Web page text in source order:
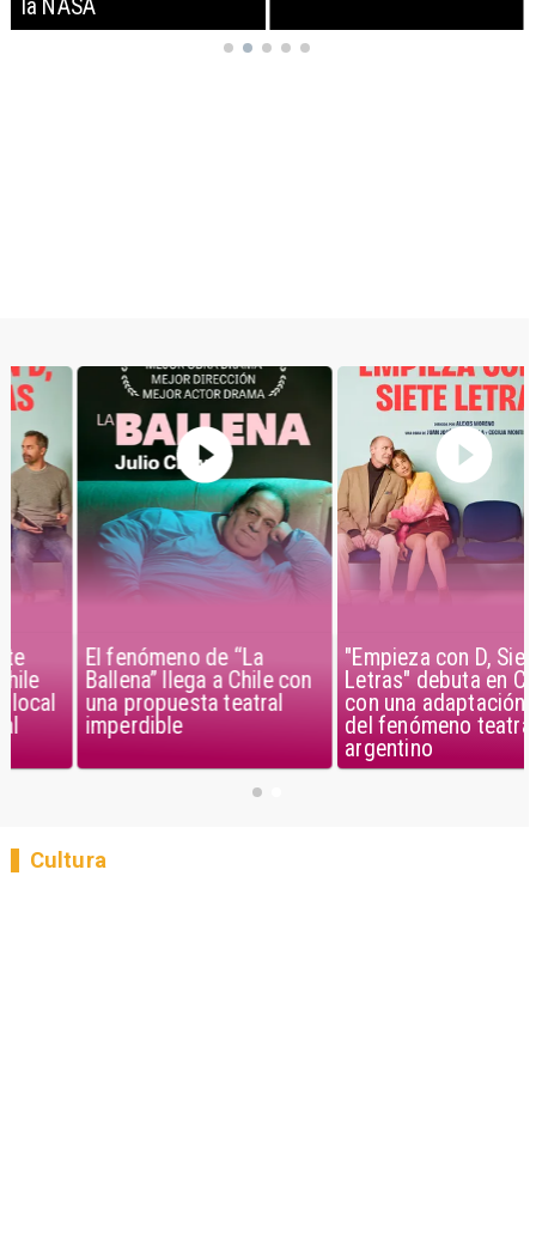
la NASA
El fenómeno de “La
Ballena” llega a Chile con
una propuesta teatral
imperdible
"Empieza con D, Siete
Letras" debuta en Chile
con una adaptación local
del fenómeno teatral
argentino
Cultura